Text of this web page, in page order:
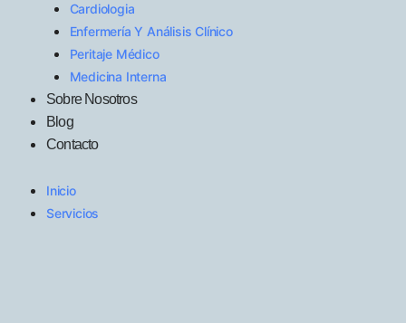
Cardiologia
Enfermería Y Análisis Clínico
Peritaje Médico
Medicina Interna
Sobre Nosotros
Blog
Contacto
Inicio
Servicios